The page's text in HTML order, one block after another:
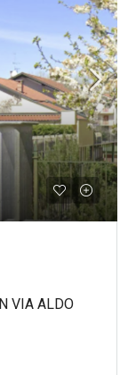
VIA ALDO